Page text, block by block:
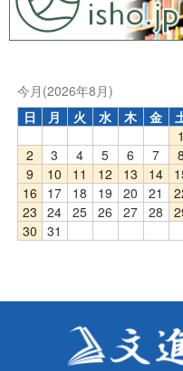
今月(2026年8月)
日
月 火 水 木 金
1
2
3 4 5 6 7
8
9
10 11 12 13 14
16
17 18 19 20 21
23
24 25 26 27 28
30
31